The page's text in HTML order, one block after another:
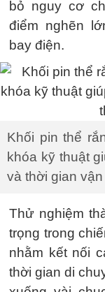
bỏ nguy cơ
điểm nghẽn
bay điện.
Khối pin thể
khóa kỹ thuật
và thời gian
Thử nghiệm
trọng trong
nhằm kết nối
thời gian di